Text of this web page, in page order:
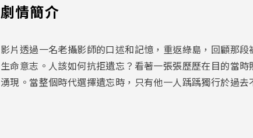
劇情簡介
影片透過一名老攝影師的口述和記憶，重返綠島，回顧那
生命意志。人該如何抗拒遺忘？看著一張張歷歷在目的當
湧現。當整個時代選擇遺忘時，只有他一人踽踽獨行於過去